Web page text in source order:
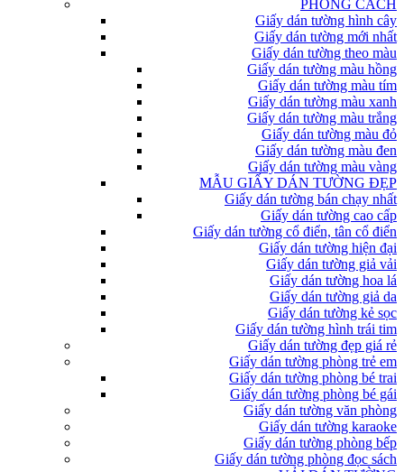
PHONG CÁCH
Giấy dán tường hình cây
Giấy dán tường mới nhất
Giấy dán tường theo màu
Giấy dán tường màu hồng
Giấy dán tường màu tím
Giấy dán tường màu xanh
Giấy dán tường màu trắng
Giấy dán tường màu đỏ
Giấy dán tường màu đen
Giấy dán tường màu vàng
MẪU GIẤY DÁN TƯỜNG ĐẸP
Giấy dán tường bán chạy nhất
Giấy dán tường cao cấp
Giấy dán tường cổ điển, tân cổ điển
Giấy dán tường hiện đại
Giấy dán tường giả vải
Giấy dán tường hoa lá
Giấy dán tường giả da
Giấy dán tường kẻ sọc
Giấy dán tường hình trái tim
Giấy dán tường đẹp giá rẻ
Giấy dán tường phòng trẻ em
Giấy dán tường phòng bé trai
Giấy dán tường phòng bé gái
Giấy dán tường văn phòng
Giấy dán tường karaoke
Giấy dán tường phòng bếp
Giấy dán tường phòng đọc sách